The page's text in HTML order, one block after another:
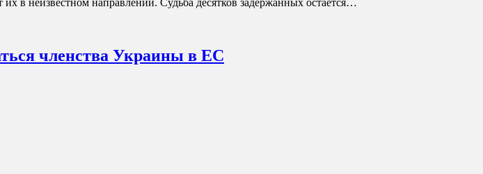
в неизвестном направлении. Судьба десятков задержанных остаётся…
членства Украины в ЕС